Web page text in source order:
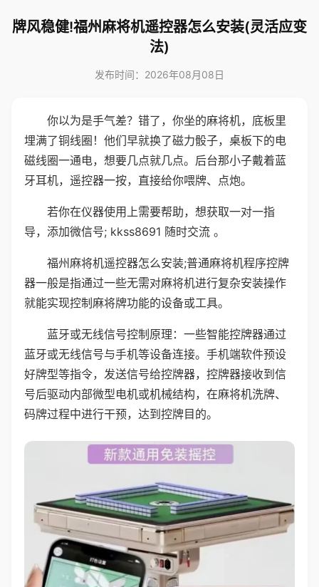
牌风稳健!福州麻将机遥控器怎么安装(灵活应变
法)
发布时间：2026年08月08日
你以为是手气差？错了，你坐的麻将机，底板里
埋满了铜线圈！他们早就换了磁力骰子，桌板下的电
磁线圈一通电，想要几点就几点。后台那小子戴着蓝
牙耳机，遥控器一按，直接给你喂牌、点炮。
若你在仪器使用上需要帮助，想获取一对一指
导，添加微信号; kkss8691 随时交流 。
福州麻将机遥控器怎么安装;普通麻将机程序控牌
器一般是指通过一些无需对麻将机进行复杂安装操作
就能实现控制麻将牌功能的设备或工具。
蓝牙或无线信号控制原理：一些智能控牌器通过
蓝牙或无线信号与手机等设备连接。手机端软件预设
好牌型等指令，发送信号给控牌器，控牌器接收到信
号后驱动内部微型电机或机械结构，在麻将机洗牌、
码牌过程中进行干预，达到控牌目的。